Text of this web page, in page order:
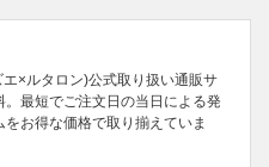
×ルタロン)公式取り扱い通販サ
最短でご注文日の当日による発
お得な価格で取り揃えていま